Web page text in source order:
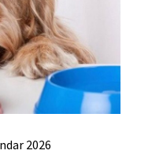
2026